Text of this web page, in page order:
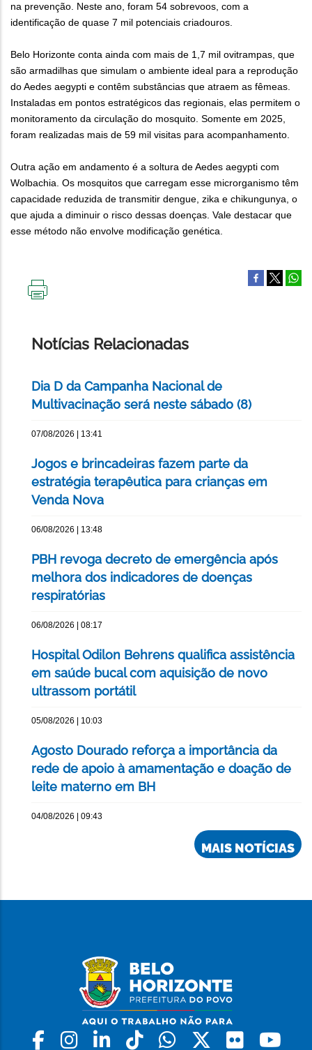
na prevenção. Neste ano, foram 54 sobrevoos, com a
identificação de quase 7 mil potenciais criadouros.
Belo Horizonte conta ainda com mais de 1,7 mil ovitrampas, que
são armadilhas que simulam o ambiente ideal para a reprodução
do Aedes aegypti e contêm substâncias que atraem as fêmeas.
Instaladas em pontos estratégicos das regionais, elas permitem o
monitoramento da circulação do mosquito. Somente em 2025,
foram realizadas mais de 59 mil visitas para acompanhamento.
Outra ação em andamento é a soltura de Aedes aegypti com
Wolbachia. Os mosquitos que carregam esse microrganismo têm
capacidade reduzida de transmitir dengue, zika e chikungunya, o
que ajuda a diminuir o risco dessas doenças. Vale destacar que
esse método não envolve modificação genética.
Notícias Relacionadas
Dia D da Campanha Nacional de
Multivacinação será neste sábado (8)
07/08/2026 | 13:41
Jogos e brincadeiras fazem parte da
estratégia terapêutica para crianças em
Venda Nova
06/08/2026 | 13:48
PBH revoga decreto de emergência após
melhora dos indicadores de doenças
respiratórias
06/08/2026 | 08:17
Hospital Odilon Behrens qualifica assistência
em saúde bucal com aquisição de novo
ultrassom portátil
05/08/2026 | 10:03
Agosto Dourado reforça a importância da
rede de apoio à amamentação e doação de
leite materno em BH
04/08/2026 | 09:43
MAIS NOTÍCIAS
Facebook
Instagram
LinkedinTiktokWhatsapp
X Flickr